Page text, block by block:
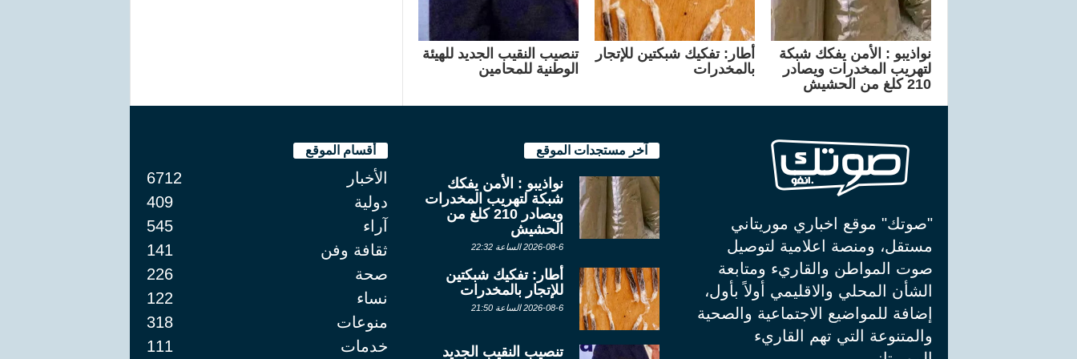
نواذيبو : الأمن يفكك شبكة
لتهريب المخدرات ويصادر
210 كلغ من الحشيش
أطار: تفكيك شبكتين للإتجار
بالمخدرات
تنصيب النقيب الجديد للهيئة
الوطنية للمحامين
"صوتك" موقع اخباري موريتاني
مستقل، ومنصة اعلامية لتوصيل
صوت المواطن والقاريء ومتابعة
الشأن المحلي والاقليمي أولاً بأول،
إضافة للمواضيع الاجتماعية والصحية
والمتنوعة التي تهم القاريء
آخر مستجدات الموقع
نواذيبو : الأمن يفكك
شبكة لتهريب المخدرات
ويصادر 210 كلغ من
الحشيش
2026-08-6 الساعة 22:32
أطار: تفكيك شبكتين
للإتجار بالمخدرات
2026-08-6 الساعة 21:50
تنصيب النقيب الجديد
أقسام الموقع
الأخبار
6712
دولية
409
آراء
545
ثقافة وفن
141
صحة
226
نساء
122
منوعات
318
خدمات
111